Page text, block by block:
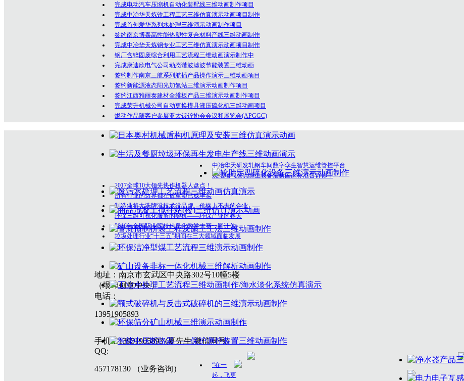
完成电动汽车压缩机自动化装配线三维动画制作项目
完成中冶华天炼铁工程工艺三维仿真演示动画项目制作
完成首创爱华系列水处理三维演示动画制作项目
签约南京博泰高性能热塑性复合材料产线三维动画制作
完成中冶华天炼钢专业工艺三维仿真演示动画项目制作
钢厂含锌固废综合利用工艺流程三维动画演示制作中
完成康迪欣电气公司动态谐波滤波节能装置三维动画
签约制作南京三航系列航插产品操作演示三维动画项目
签约新能源液态阳光加氢站三维演示动画制作项目
签约江西雅丽泰建材全维板产品三维演示动画制作项目
完成荣升机械公司自动更换模具液压硫化机三维动画项目
燃动作品随客户参展亚太镀锌协会会议和展览会(APGGC)
中冶华天研发轧钢车间数字孪生智慧运维管控平台
烧结烟气脱硫除尘装备最新国家标准告诉你！
2017全球10大领先协作机器人盘点！
所有行业的边界都在被重塑已成事实
制造业将大洗牌没技术没品牌、价格上不去的企业
环保三维可视化服务的契机——环保产业的春天
2016年全国职业院校信息化教学大赛一图让你
垃圾处理行业“十三五”期间在三大领域面临发展
地址：南京市玄武区中央路302号10幢5楼
（垠坤创意中央）
电话：
13951905893
手机：13951905893 (夏先生,微信同号)
QQ:
457178130 （业务咨询）
“在一
起，飞更
工业及教学拍摄
燃动简介